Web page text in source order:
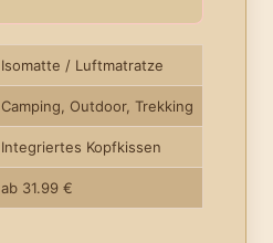
Isomatte / Luftmatratze
Camping, Outdoor, Trekking
Integriertes Kopfkissen
ab 31.99 €